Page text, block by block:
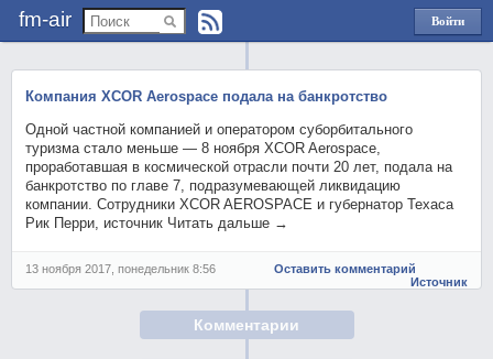
fm-air
Войти
через
Компания XCOR Aerospace подала на банкротство
Одной частной компанией и оператором суборбитального
туризма стало меньше — 8 ноября XCOR Aerospace,
проработавшая в космической отрасли почти 20 лет, подала на
банкротство по главе 7, подразумевающей ликвидацию
компании. Сотрудники XCOR AEROSPACE и губернатор Техаса
Рик Перри, источник Читать дальше →
13 ноября 2017, понедельник 8:56
Оставить комментарий
Источник
Комментарии